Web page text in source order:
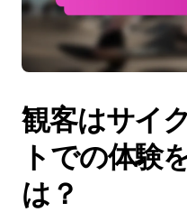
観客はサイ
トでの体験
は？